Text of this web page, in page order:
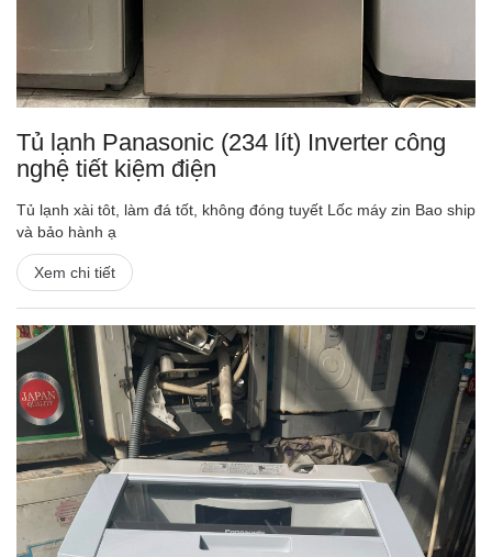
Tủ lạnh Panasonic (234 lít) Inverter công
nghệ tiết kiệm điện
Tủ lạnh xài tôt, làm đá tốt, không đóng tuyết Lốc máy zin Bao ship
và bảo hành ạ
Xem chi tiết